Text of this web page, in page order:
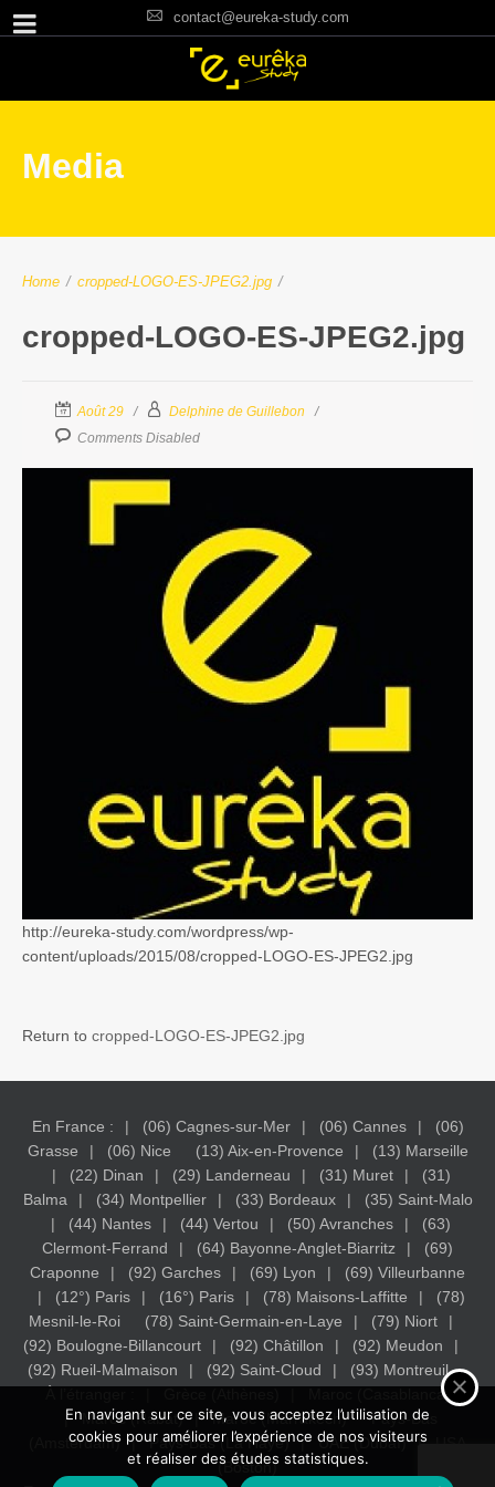
contact@eureka-study.com
Media
Home / cropped-LOGO-ES-JPEG2.jpg /
cropped-LOGO-ES-JPEG2.jpg
Août 29
Delphine de Guillebon
Comments Disabled
http://eureka-study.com/wordpress/wp-
content/uploads/2015/08/cropped-LOGO-ES-JPEG2.jpg
Return to cropped-LOGO-ES-JPEG2.jpg
En France : (06) Cagnes-sur-Mer (06) Cannes
(06)
Grasse
(06) Nice (13) Aix-en-Provence
(13) Marseille
(22) Dinan
(29) Landerneau (31) Muret
(31)
Balma
(34) Montpellier (33) Bordeaux
(35) Saint-Malo
(44) Nantes
(44) Vertou (50) Avranches
(63)
Clermont-Ferrand
(64) Bayonne-Anglet-Biarritz
(69)
Craponne
(92) Garches (69) Lyon
(69) Villeurbanne
(12°) Paris
(16°) Paris (78) Maisons-Laffitte
(78)
Mesnil-le-Roi
(78) Saint-Germain-en-Laye
(79) Niort
(92) Boulogne-Billancourt
(92) Châtillon
(92) Meudon
(92) Rueil-Malmaison
(92) Saint-Cloud
(93) Montreuil
Maroc (Casablanca)
Maroc (Rabat)
Maroc (Marrakech)
Pays-Bas
(Amsterdam)
Pays-Bas (La Haye) UAE (Dubaï)
(Boston)
En navigant sur ce site, vous acceptez l’utilisation de
cookies pour améliorer l’expérience de nos visiteurs
et réaliser des études statistiques.